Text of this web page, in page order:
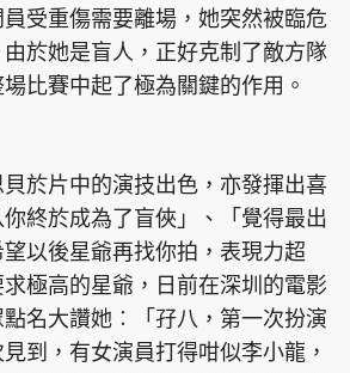
受重傷需要離場，她突然被臨危
於她是盲人，正好克制了敵方隊
比賽中起了極為關鍵的作用。
於片中的演技出色，亦發揮出喜
終於成為了盲俠」、「覺得最出
以後星爺再找你拍，表現力超
極高的星爺，日前在深圳的電影
名大讚她︰「孖八，第一次扮演
到，有女演員打得咁似李小龍，